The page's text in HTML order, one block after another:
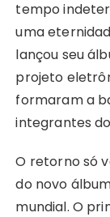
tempo
uma
lançou seu
projeto
formaram a
integrantes do
O retorno só
do novo
mundial. O